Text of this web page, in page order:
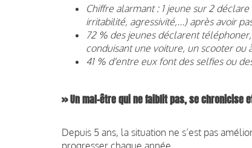
Chiffre alarmant : 1 jeune sur 2
irritabilité, agressivité,...) après avoir
72 % des jeunes déclarent
conduisant une voiture, un scooter ou
41 % d'entre eux font des selfies ou
>> Un mal-être qui ne faiblit pas, se chronicise
Depuis 5 ans, la situation ne s’est pas
progresser chaque année.